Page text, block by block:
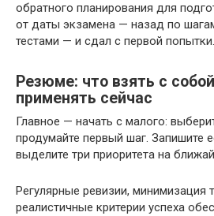
обратного планирования для
от даты экзамена — назад по
тестами — и сдал с первой попытки.
Резюме: что взять с
применять сейчас
Главное — начать с малого:
продумайте первый шаг. Запишите
выделите три приоритета на
Регулярные ревизии, минимизация
реалистичные критерии успеха